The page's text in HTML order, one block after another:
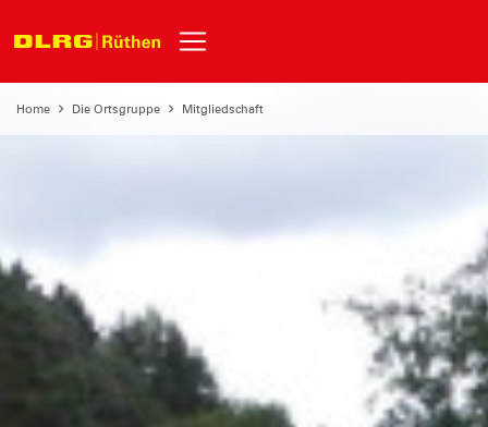
Home Die Ortsgruppe Mitgliedschaft